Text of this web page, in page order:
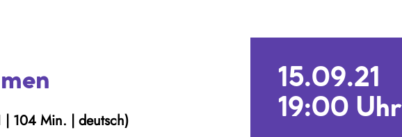
| 104 Min. | deutsch)
15.09.21
19:00 Uhr